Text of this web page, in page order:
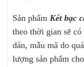
Sản phẩm Két bạc
theo thời gian sẽ
dán, mẫu mã do
lượng sản phẩm